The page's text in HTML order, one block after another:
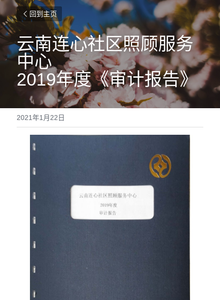
回到主页
云南连心社区照顾服务
中心
2019年度《审计报告》
2021年1月22日